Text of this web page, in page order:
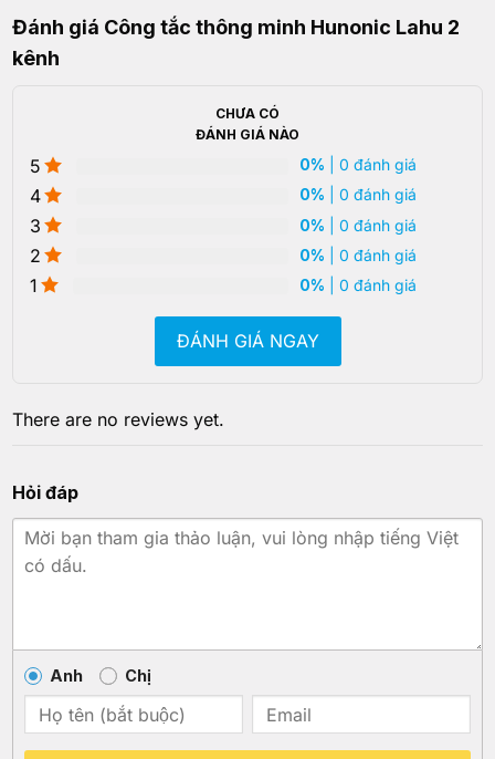
Đánh giá Công tắc thông minh Hunonic Lahu 2
kênh
CHƯA CÓ
ĐÁNH GIÁ NÀO
5 0% | 0 đánh giá
4 0% | 0 đánh giá
3 0% | 0 đánh giá
2 0% | 0 đánh giá
1 0% | 0 đánh giá
ĐÁNH GIÁ NGAY
There are no reviews yet.
Hỏi đáp
Anh Chị